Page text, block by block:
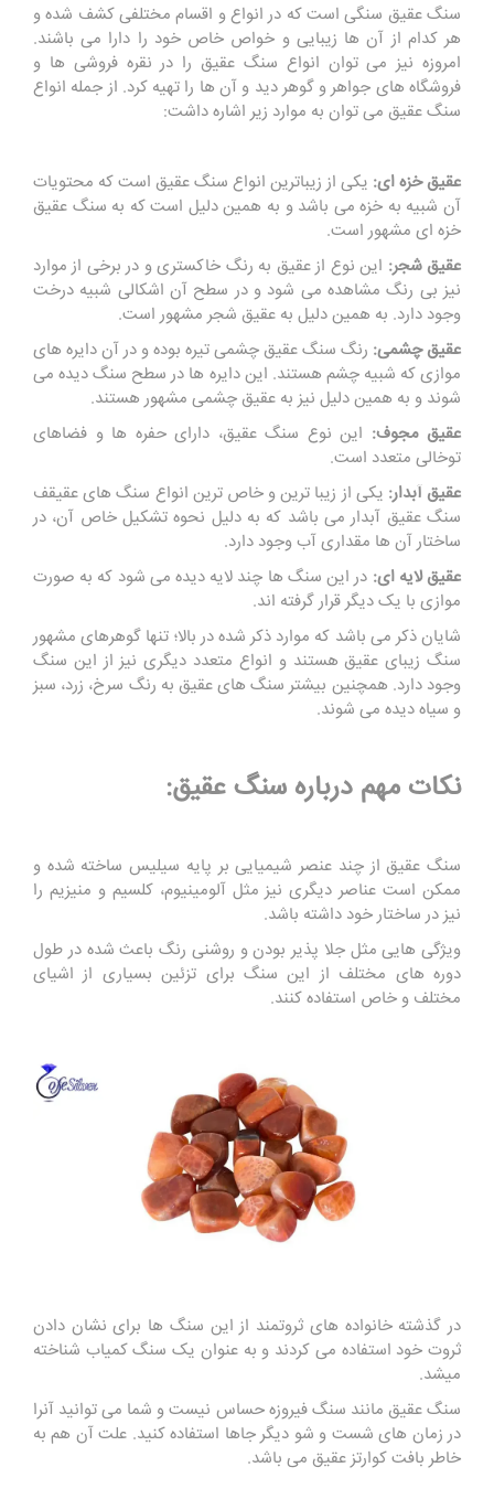
سنگ عقیق سنگی است که در انواع و اقسام مختلفی کشف شده و
هر کدام از آن ها زیبایی و خواص خاص خود را دارا می باشند.
امروزه نیز می توان انواع سنگ عقیق را در نقره فروشی ها و
فروشگاه های جواهر و گوهر دید و آن ها را تهیه کرد. از جمله انواع
سنگ عقیق می توان به موارد زیر اشاره داشت:
عقیق خزه ای: یکی از زیباترین انواع سنگ عقیق است که محتویات
آن شبیه به خزه می باشد و به همین دلیل است که به سنگ عقیق
خزه ای مشهور است.
عقیق شجر: این نوع از عقیق به رنگ خاکستری و در برخی از موارد
نیز بی رنگ مشاهده می شود و در سطح آن اشکالی شبیه درخت
وجود دارد. به همین دلیل به عقیق شجر مشهور است.
عقیق چشمی: رنگ سنگ عقیق چشمی تیره بوده و در آن دایره های
موازی که شبیه چشم هستند. این دایره ها در سطح سنگ دیده می
شوند و به همین دلیل نیز به عقیق چشمی مشهور هستند.
عقیق مجوف: این نوع سنگ عقیق، دارای حفره ها و فضاهای
توخالی متعدد است.
عقیق آبدار: یکی از زیبا ترین و خاص ترین انواع سنگ های عقیقف
سنگ عقیق آبدار می باشد که به دلیل نحوه تشکیل خاص آن، در
ساختار آن ها مقداری آب وجود دارد.
عقیق لایه ای: در این سنگ ها چند لایه دیده می شود که به صورت
موازی با یک دیگر قرار گرفته اند.
شایان ذکر می باشد که موارد ذکر شده در بالا؛ تنها گوهرهای مشهور
سنگ زیبای عقیق هستند و انواع متعدد دیگری نیز از این سنگ
وجود دارد. همچنین بیشتر سنگ های عقیق به رنگ سرخ، زرد، سبز
و سیاه دیده می شوند.
نکات مهم درباره سنگ عقیق:
سنگ عقیق از چند عنصر شیمیایی بر پایه سیلیس ساخته شده و
ممکن است عناصر دیگری نیز مثل آلومینیوم، کلسیم و منیزیم را
نیز در ساختار خود داشته باشد.
ویژگی هایی مثل جلا پذیر بودن و روشنی رنگ باعث شده در طول
دوره های مختلف از این سنگ برای تزئین بسیاری از اشیای
مختلف و خاص استفاده کنند.
در گذشته خانواده های ثروتمند از این سنگ ها برای نشان دادن
ثروت خود استفاده می کردند و به عنوان یک سنگ کمیاب شناخته
میشد.
سنگ عقیق مانند سنگ فیروزه حساس نیست و شما می توانید آنرا
در زمان های شست و شو دیگر جاها استفاده کنید. علت آن هم به
خاطر بافت کوارتز عقیق می باشد.